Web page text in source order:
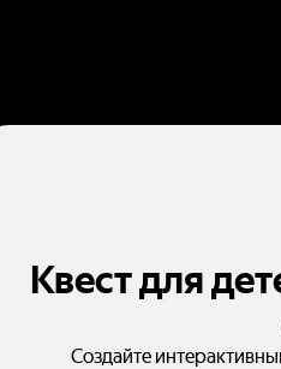
Квест для
Создайте